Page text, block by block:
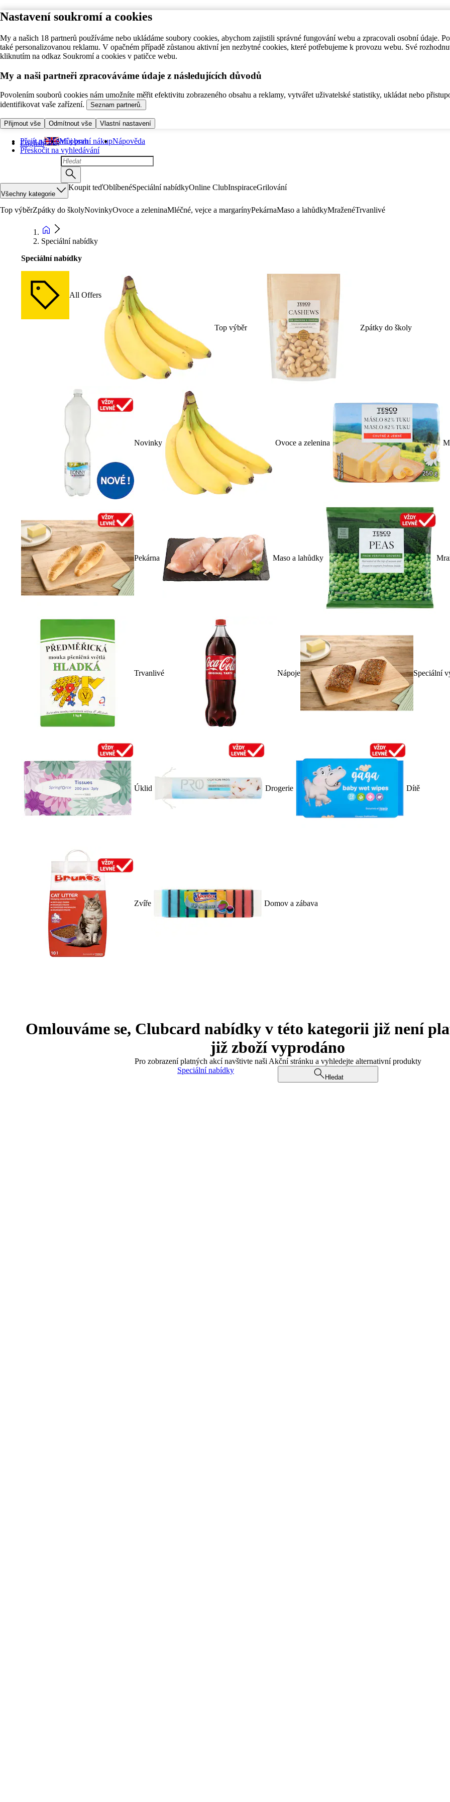
Nastavení soukromí a cookies
My a našich 18 partnerů používáme nebo ukládáme soubory cookies, abychom zajistili správné fungování webu a zpracovali osobní údaje.
také personalizovanou reklamu. V opačném případě zůstanou aktivní jen nezbytné cookies, které potřebujeme k provozu webu. Své
kliknutím na odkaz Soukromí a cookies v patičce webu.
My a naši partneři zpracováváme údaje z následujících důvodů
Povolením souborů cookies nám umožníte měřit efektivitu zobrazeného obsahu a reklamy, vytvářet uživatelské statistiky, ukládat nebo
identifikovat vaše zařízení.
Seznam partnerů.
Přijmout vše Odmítnout vše Vlastní nastavení
Přejít na hlavní obsah
Přeskočit na vyhledávání
English Můj první nákupNápověda
Všechny kategorie
Koupit teďOblíbenéSpeciální nabídkyOnline ClubInspiraceGrilování
Top výběrZpátky do školyNovinkyOvoce a zeleninaMléčné, vejce a margarínyPekárnaMaso a lahůdkyMraženéTrvanlivé
Speciální nabídky
Speciální nabídky
All Offers
Top výběr Zpátky do školy
Novinky Ovoce a zelenina
Pekárna Maso a lahůdky
Trvanlivé Nápoje Speciální
Úklid Drogerie Dítě
Zvíře Domov a zábava
Omlouváme se, Clubcard nabídky v této kategorii již není
již zboží vyprodáno
Pro zobrazení platných akcí navštivte naši Akční stránku a vyhledejte alternativní produkty
Speciální nabídky
Hledat